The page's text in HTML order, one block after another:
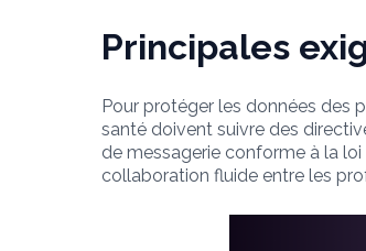
Principales
Pour protéger les données des
santé doivent suivre des
de messagerie conforme à la
collaboration fluide entre les